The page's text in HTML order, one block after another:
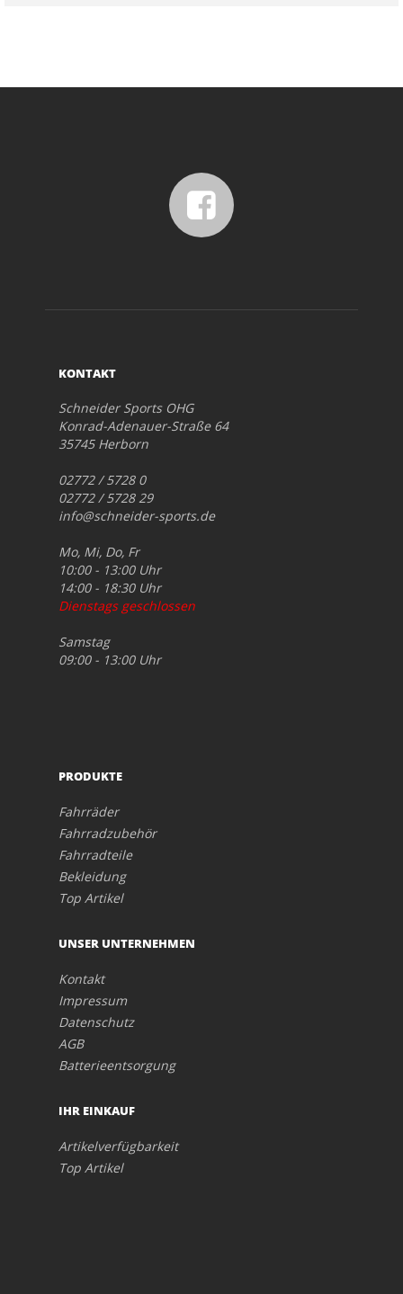
KONTAKT
Schneider Sports OHG
Konrad-Adenauer-Straße 64
35745 Herborn
02772 / 5728 0
02772 / 5728 29
info@schneider-sports.de
Mo, Mi, Do, Fr
10:00 - 13:00 Uhr
14:00 - 18:30 Uhr
Dienstags geschlossen
Samstag
09:00 - 13:00 Uhr
PRODUKTE
Fahrräder
Fahrradzubehör
Fahrradteile
Bekleidung
Top Artikel
UNSER UNTERNEHMEN
Kontakt
Impressum
Datenschutz
AGB
Batterieentsorgung
IHR EINKAUF
Artikelverfügbarkeit
Top Artikel